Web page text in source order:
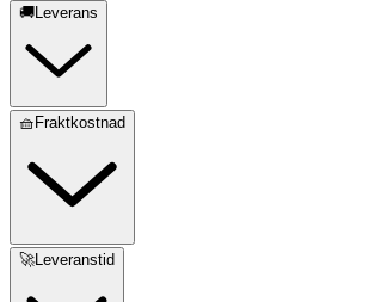
🚚Leverans
🧺Fraktkostnad
🚀Leveranstid